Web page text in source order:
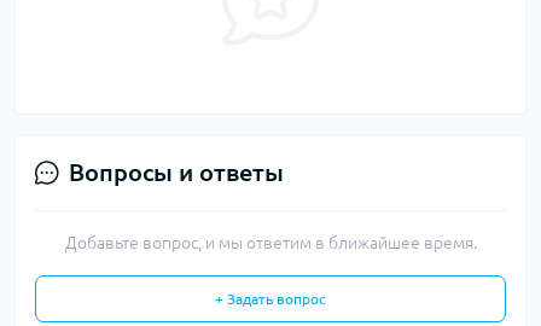
Вопросы и ответы
Добавьте вопрос, и мы ответим в ближайшее время.
+ Задать вопрос